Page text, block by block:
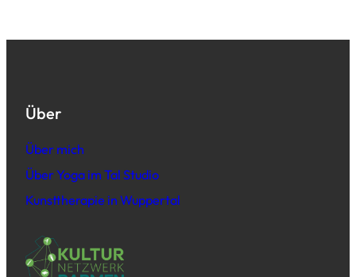
Über
Über mich
Über Yoga im Tal Studio
Kunsttherapie in Wuppertal